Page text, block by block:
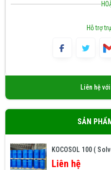
A100) trong quy
Hỗ trợ
Liên hệ
SẢN
KOCOSOL 100 (
Liên hệ